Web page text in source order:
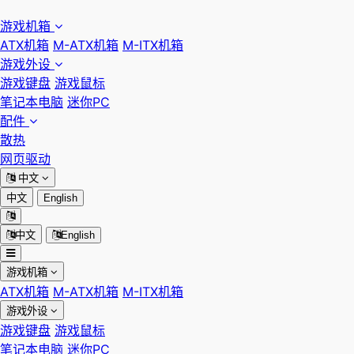
游戏机箱
ATX机箱 M-ATX机箱 M-ITX机箱
游戏外设
游戏键盘 游戏鼠标
笔记本电脑 迷你PC
配件
散热
网页驱动
中文
中文
English
中文 English
游戏机箱
ATX机箱 M-ATX机箱 M-ITX机箱
游戏外设
游戏键盘 游戏鼠标
笔记本电脑 迷你PC